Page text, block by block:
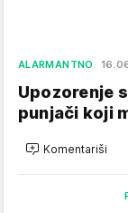
ALARMANTNO
Upozorenje
punjači koji
Komentariši